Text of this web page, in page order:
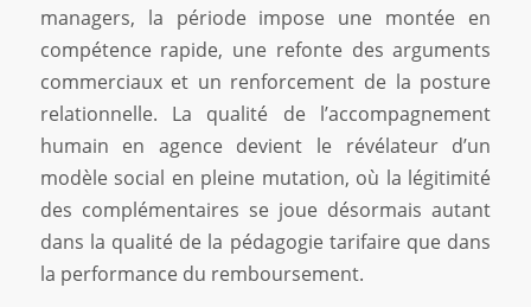
managers, la période impose une montée en
compétence rapide, une refonte des arguments
commerciaux et un renforcement de la posture
relationnelle. La qualité de l’accompagnement
humain en agence devient le révélateur d’un
modèle social en pleine mutation, où la légitimité
des complémentaires se joue désormais autant
dans la qualité de la pédagogie tarifaire que dans
la performance du remboursement.